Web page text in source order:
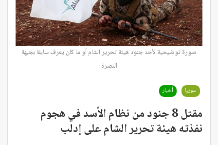
صورة توضيحية لأحد جنود هيئة تحرير الشام أو ما كان يعرف سابقا بجبهة
النصرة
سوريا أخبار
مقتل 8 جنود من نظام الأسد في هجوم
نفذته هيئة تحرير الشام على إدلب